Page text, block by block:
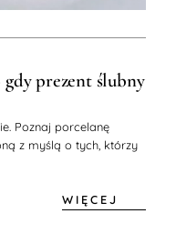
prezent ślubny
Poznaj porcelanę
z myślą o tych, którzy
WIĘCEJ